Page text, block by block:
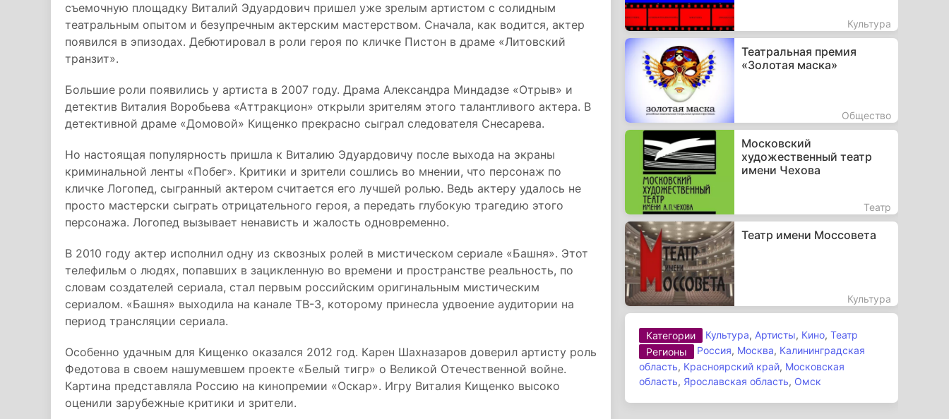
съемочную площадку Виталий Эдуардович пришел уже зрелым артистом с солидным
театральным опытом и безупречным актерским мастерством. Сначала, как водится, актер
появился в эпизодах. Дебютировал в роли героя по кличке Пистон в драме «Литовский
транзит».
Большие роли появились у артиста в 2007 году. Драма Александра Миндадзе «Отрыв» и
детектив Виталия Воробьева «Аттракцион» открыли зрителям этого талантливого актера. В
детективной драме «Домовой» Кищенко прекрасно сыграл следователя Снесарева.
Но настоящая популярность пришла к Виталию Эдуардовичу после выхода на экраны
криминальной ленты «Побег». Критики и зрители сошлись во мнении, что персонаж по
кличке Логопед, сыгранный актером считается его лучшей ролью. Ведь актеру удалось не
просто мастерски сыграть отрицательного героя, а передать глубокую трагедию этого
персонажа. Логопед вызывает ненависть и жалость одновременно.
В 2010 году актер исполнил одну из сквозных ролей в мистическом сериале «Башня». Этот
телефильм о людях, попавших в зацикленную во времени и пространстве реальность, по
словам создателей сериала, стал первым российским оригинальным мистическим
сериалом. «Башня» выходила на канале ТВ-3, которому принесла удвоение аудитории на
период трансляции сериала.
Особенно удачным для Кищенко оказался 2012 год. Карен Шахназаров доверил артисту роль
Федотова в своем нашумевшем проекте «Белый тигр» о Великой Отечественной войне.
Картина представляла Россию на кинопремии «Оскар». Игру Виталия Кищенко высоко
оценили зарубежные критики и зрители.
Культура
Театральная премия
«Золотая маска»
Общество
Московский
художественный театр
имени Чехова
Театр
Театр имени Моссовета
Культура
Категории Культура, Артисты, Кино,Театр
Регионы
Россия, Москва, Калининградская
область, Красноярский край, Московская
область, Ярославская область, Омск